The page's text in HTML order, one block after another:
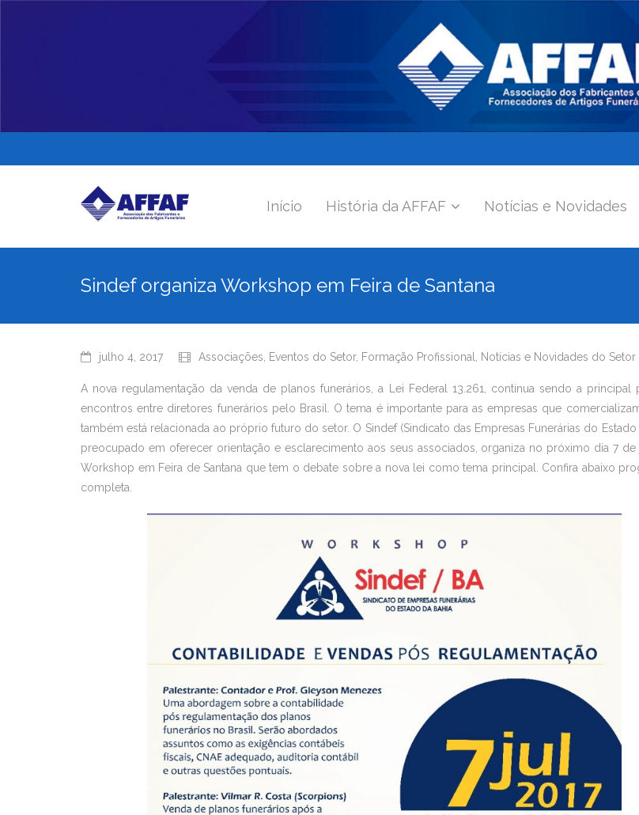
Início História da AFFAF Notícias e Novidades
Sindef organiza Workshop em Feira de Santana
julho 4, 2017 Associações Eventos do Setor, Formação Profissional Notícias e Novidades do Setor
A nova regulamentação da venda de planos funerários, a Lei Federal 13.261, continua sendo a principal
encontros entre diretores funerários pelo Brasil. O tema é importante para as empresas que
também está relacionada ao próprio futuro do setor. O Sindef (Sindicato das Empresas Funerárias do Estado
preocupado em oferecer orientação e esclarecimento aos seus associados, organiza no próximo dia 7 de
Workshop em Feira de Santana que tem o debate sobre a nova lei como tema principal. Confira abaixo
completa.